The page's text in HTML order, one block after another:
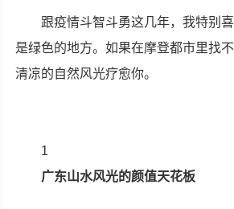
跟疫情斗智斗勇这几年，我特别
是绿色的地方。如果在摩登都市里找
清凉的自然风光疗愈你。
1
广东山水风光的颜值天花板